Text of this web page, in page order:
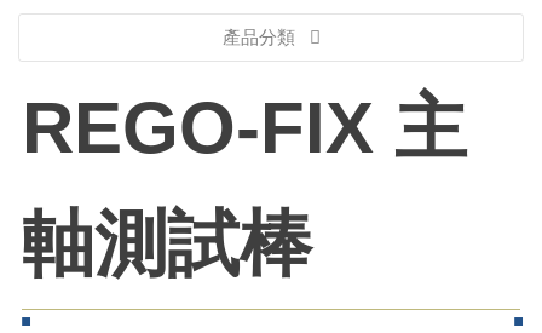
產品分類
REGO-FIX 主
軸測試棒